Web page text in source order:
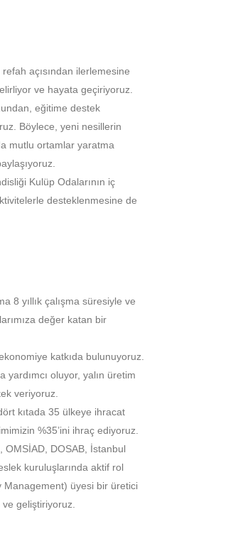
açısından ilerlemesine
ve hayata geçiriyoruz.
eğitime destek
Böylece, yeni nesillerin
mutlu ortamlar yaratma
Kulüp Odalarının iç
desteklenmesine de
8 yıllık çalışma süresiyle ve
değer katan bir
katkıda bulunuyoruz.
yardımcı oluyor, yalın üretim
veriyoruz.
kıtada 35 ülkeye ihracat
%35’ini ihraç ediyoruz.
OMSİAD, DOSAB, İstanbul
kuruluşlarında aktif rol
üyesi bir üretici
geliştiriyoruz.